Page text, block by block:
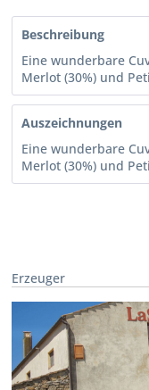
Beschreibung
Eine wunderbare
Merlot (30%) und
Auszeichnungen
Eine wunderbare
Merlot (30%) und
Erzeuger